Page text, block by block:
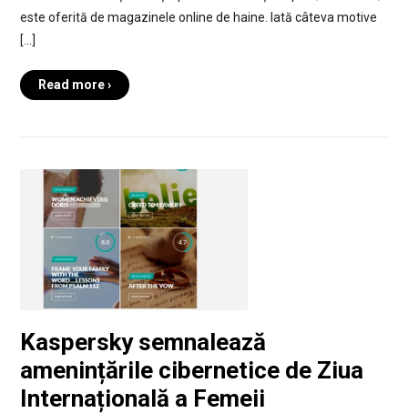
este oferită de magazinele online de haine. Iată câteva motive
[…]
Read more ›
Kaspersky semnalează
amenințările cibernetice de Ziua
Internațională a Femeii